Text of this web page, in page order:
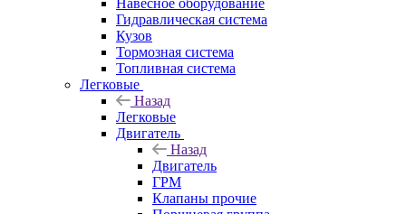
Навесное оборудование
Гидравлическая система
Кузов
Тормозная система
Топливная система
Легковые
Назад
Легковые
Двигатель
Назад
Двигатель
ГРМ
Клапаны прочие